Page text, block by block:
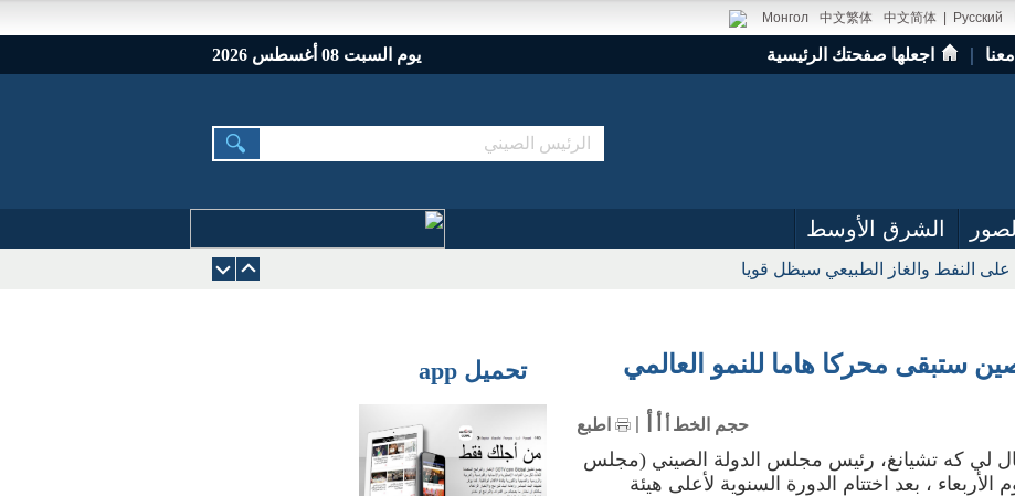
Русский
中文简体
中文繁体
Монгол
اجعلها صفحتك الرئيسية يوم السبت 08 أغسطس 2026
الصور الشرق الأوسط
النفط والغاز الطبيعي سيظل قويا
تحميل app ستبقى محركا هاما للنمو العالمي
اطبع حجم الخط
(شينخوا) قال لي كه تشيانغ، رئيس مجلس الدولة الصيني (مجلس
، بعد اختتام الدورة السنوية لأعلى هيئة